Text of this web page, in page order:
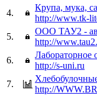
4.
Крупа, мука,
http://www.tk-
5.
ООО ТАУ2 -
http://
6.
Лабораторное
http://s-uni.ru
7.
http://